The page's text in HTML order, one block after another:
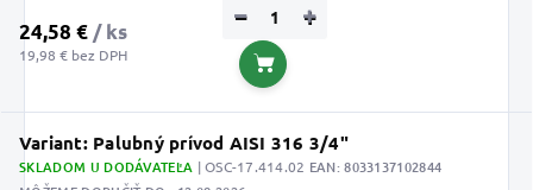
24,58 € / ks
19,98 € bez DPH
+
−
Do košíka
Variant: Palubný prívod AISI 316 3/4"
SKLADOM U DODÁVATEĽA | OSC-17.414.02 EAN:8033137102844